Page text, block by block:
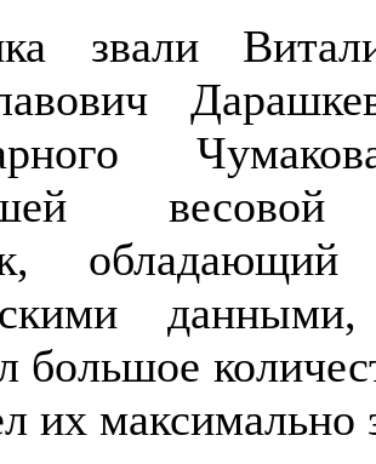
звали
весовой
обладающий
большое
их максимально